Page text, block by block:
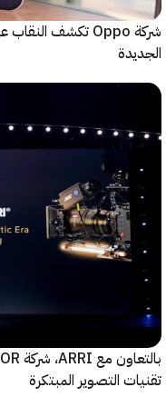
التصوير المبتكرة